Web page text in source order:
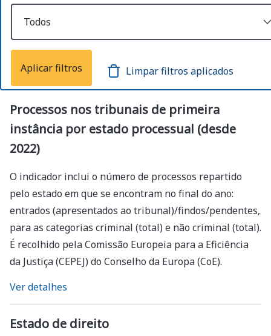
Processos nos tribunais de primeira
instância por estado processual (desde
2022)
O indicador inclui o número de processos repartido
pelo estado em que se encontram no final do ano:
entrados (apresentados ao tribunal)/findos/pendentes,
para as categorias criminal (total) e não criminal (total).
É recolhido pela Comissão Europeia para a Eficiência
da Justiça (CEPEJ) do Conselho da Europa (CoE).
Ver detalhes
Estado de direito